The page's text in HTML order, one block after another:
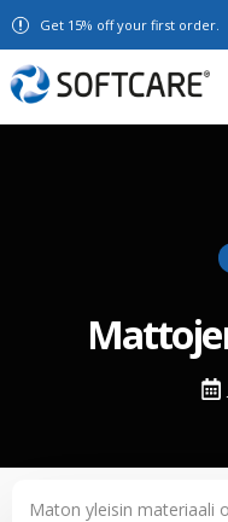
Get 15% off your first order.
Maton yleisin materiaali